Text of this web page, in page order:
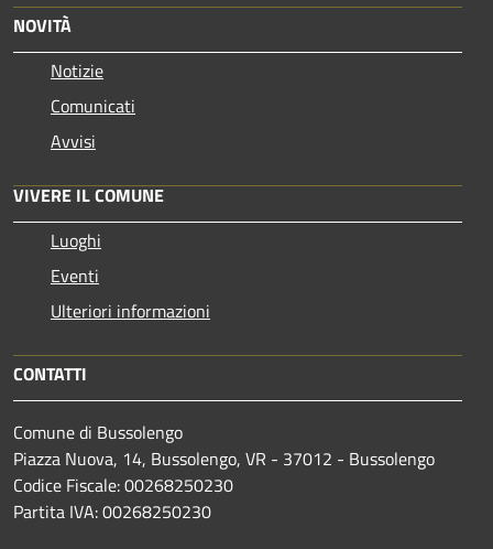
NOVITÀ
Notizie
Comunicati
Avvisi
VIVERE IL COMUNE
Luoghi
Eventi
Ulteriori informazioni
CONTATTI
Comune di Bussolengo
Piazza Nuova, 14, Bussolengo, VR - 37012 - Bussolengo
Codice Fiscale: 00268250230
Partita IVA: 00268250230